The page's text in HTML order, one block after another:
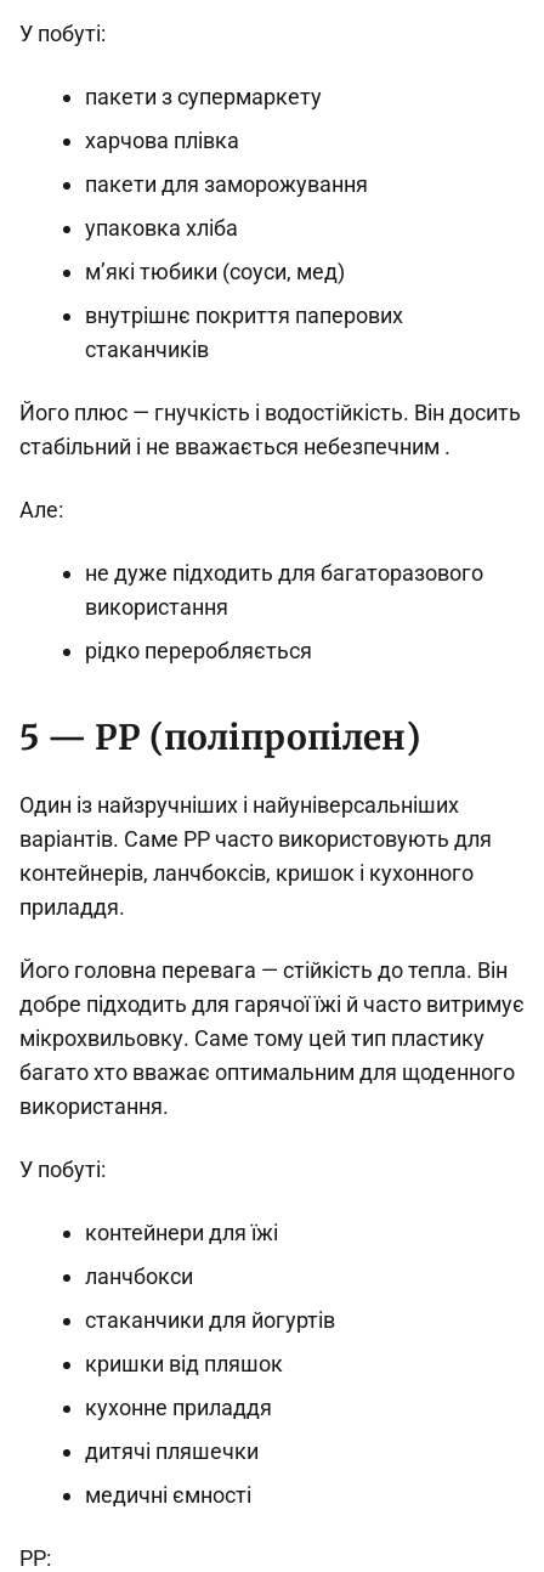
У побуті:
пакети з супермаркету
харчова плівка
пакети для заморожування
упаковка хліба
м’які тюбики (соуси, мед)
внутрішнє покриття паперових
стаканчиків
Його плюс — гнучкість і водостійкість. Він досить
стабільний і не вважається небезпечним .
Але:
не дуже підходить для багаторазового
використання
рідко переробляється
5 — PP (поліпропілен)
Один із найзручніших і найуніверсальніших
варіантів. Саме PP часто використовують для
контейнерів, ланчбоксів, кришок і кухонного
приладдя.
Його головна перевага — стійкість до тепла. Він
добре підходить для гарячої їжі й часто витримує
мікрохвильовку. Саме тому цей тип пластику
багато хто вважає оптимальним для щоденного
використання.
У побуті:
контейнери для їжі
ланчбокси
стаканчики для йогуртів
кришки від пляшок
кухонне приладдя
дитячі пляшечки
медичні ємності
PP: